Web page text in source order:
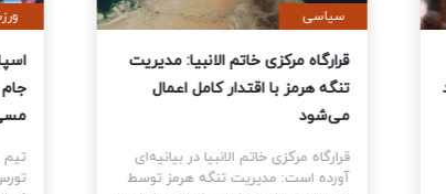
سیاسی
قرارگاه مرکزی خاتم الانبیا: مدیریت
تنگه هرمز با اقتدار کامل اعمال
می‌شود
قرارگاه مرکزی خاتم الانبیا در بیانیه‌ای
آورده است: مدیریت تنگه هرمز توسط